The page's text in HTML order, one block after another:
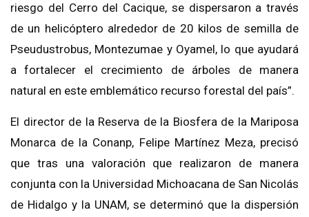
riesgo del Cerro del Cacique, se dispersaron a través
de un helicóptero alrededor de 20 kilos de semilla de
Pseudustrobus, Montezumae y Oyamel, lo que ayudará
a fortalecer el crecimiento de árboles de manera
natural en este emblemático recurso forestal del país”.
El director de la Reserva de la Biosfera de la Mariposa
Monarca de la Conanp, Felipe Martínez Meza, precisó
que tras una valoración que realizaron de manera
conjunta con la Universidad Michoacana de San Nicolás
de Hidalgo y la UNAM, se determinó que la dispersión